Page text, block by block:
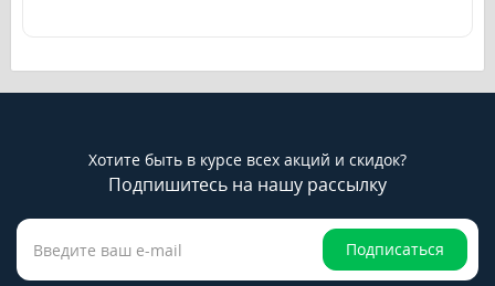
Хотите быть в курсе всех акций и скидок?
Подпишитесь на нашу рассылку
Подписаться